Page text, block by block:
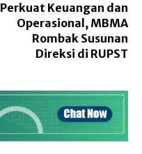
Perkuat Keuangan dan
Operasional, MBMA
Rombak Susunan
Direksi di RUPST